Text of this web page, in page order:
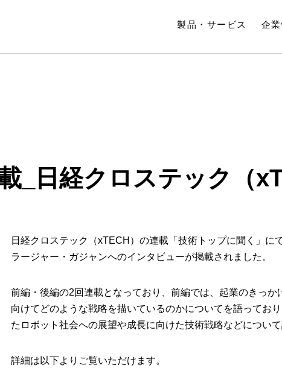
製品・サービス 企
_日経クロステック（
日経クロステック（xTECH）の連載「技術トップに聞く」に
ラージャー・ガジャンへのインタビューが掲載されました。
前編・後編の2回連載となっており、前編では、起業のきっか
向けてどのような戦略を描いているのかについてを語ってお
たロボット社会への展望や成長に向けた技術戦略などについて
詳細は以下よりご覧いただけます。